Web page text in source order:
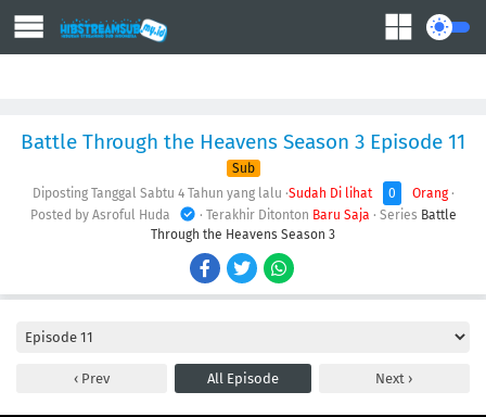
Battle Through the Heavens Season 3 Episode 11
Sub
Diposting Tanggal Sabtu 4 Tahun yang lalu ·Sudah Di lihat 0 Orang·
Posted by Asroful Huda
· Terakhir Ditonton Baru Saja · Series Battle
Through the Heavens Season 3
Prev All Episode Next